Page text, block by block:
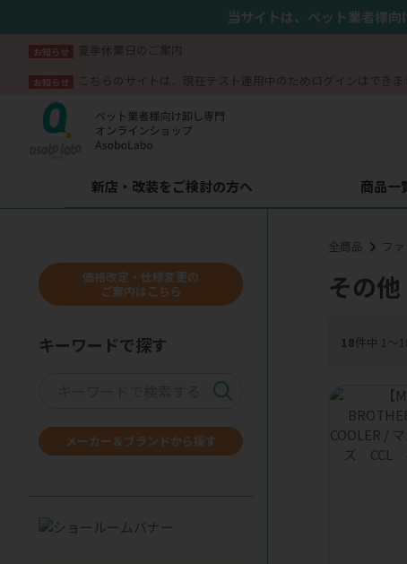
当サイトは、ペット業者様
お知らせ 夏季休業日のご案内
お知らせ こちらのサイトは、現在テスト運用中のためログインはできま
新店・改装をご検討の方へ 商品一
全商品 フ
その他
18件中 1〜
価格改定・仕様変更の
ご案内はこちら
キーワードで探す
メーカー＆ブランドから探す